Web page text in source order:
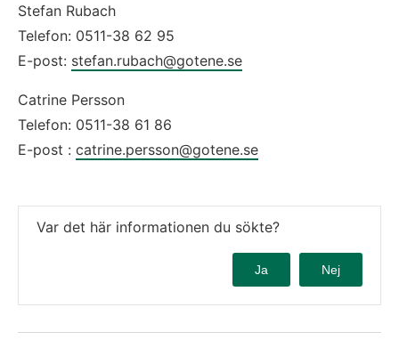
Stefan Rubach
Telefon: 0511-38 62 95
E-post: stefan.rubach@gotene.se
Catrine Persson
Telefon: 0511-38 61 86
E-post : catrine.persson@gotene.se
Var det här informationen du sökte?
Ja Nej